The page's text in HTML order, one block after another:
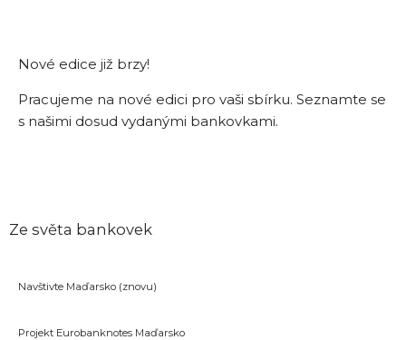
Nové edice již brzy!
Pracujeme na nové edici pro vaši sbírku. Seznamte se
s našimi dosud vydanými bankovkami.
Ze světa bankovek
Navštivte Maďarsko (znovu)
Projekt Eurobanknotes Maďarsko